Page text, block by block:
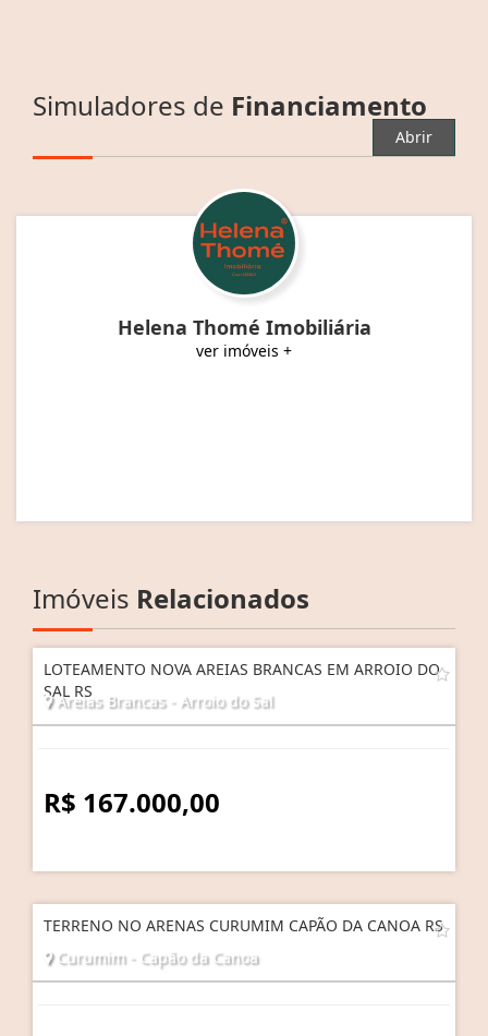
Simuladores de Financiamento
Abrir
Helena Thomé Imobiliária
ver imóveis +
Imóveis Relacionados
LOTEAMENTO NOVA AREIAS BRANCAS EM ARROIO DO
SAL RS
Areias Brancas - Arroio do Sal
R$ 167.000,00
TERRENO NO ARENAS CURUMIM CAPÃO DA CANOA RS
Curumim - Capão da Canoa